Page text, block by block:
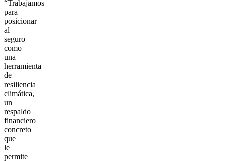
“Trabajamos
para
posicionar
al
seguro
como
una
herramienta
de
resiliencia
climática,
un
respaldo
financiero
concreto
que
le
permite